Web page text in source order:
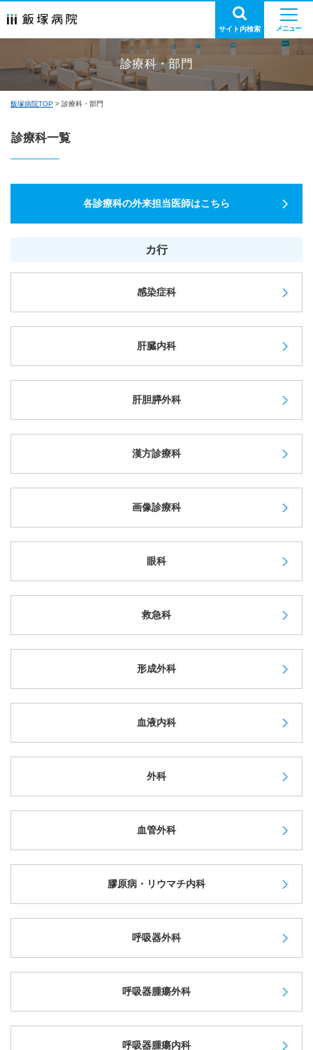
サイト内検索
診療科・部門
飯塚病院TOP 診療科・部門
診療科一覧
各診療科の外来担当医師はこちら
カ行
感染症科
肝臓内科
肝胆膵外科
漢方診療科
画像診療科
眼科
救急科
形成外科
血液内科
外科
血管外科
膠原病・リウマチ内科
呼吸器外科
呼吸器腫瘍外科
呼吸器腫瘍内科